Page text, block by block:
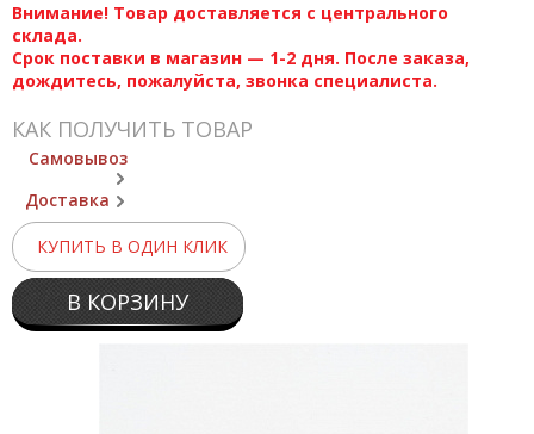
Внимание! Товар доставляется с центрального
склада.
Срок поставки в магазин — 1-2 дня. После заказа,
дождитесь, пожалуйста, звонка специалиста.
КАК ПОЛУЧИТЬ ТОВАР
Самовывоз
Доставка
КУПИТЬ В ОДИН КЛИК
В КОРЗИНУ